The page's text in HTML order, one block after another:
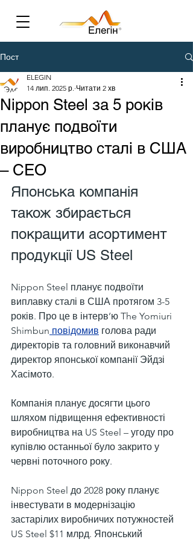
Пост
Nippon Steel за 5 років
планує подвоїти
виробництво сталі в США
– CEO
ELEGIN
14 лип. 2025 р. Читати 2 хв
Японська компанія
також збирається
покращити асортимент
продукції US Steel
Nippon Steel планує подвоїти
виплавку сталі в США протягом 3-5
років. Про це в інтерв’ю The Yomiuri
Shimbun повідомив голова ради
директорів та головний виконавчий
директор японської компанії Эйдзі
Хасімото.
Компанія планує досягти цього
шляхом підвищення ефективності
виробництва на US Steel – угоду про
купівлю останньої було закрито у
червні поточного року.
Nippon Steel до 2028 року планує
інвестувати в модернізацію
застарілих виробничих потужностей
US Steel $11 млрд. Японський